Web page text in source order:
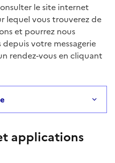
le site internet
lequel vous trouverez de
et pourrez nous
votre messagerie
rendez-vous en cliquant
applications